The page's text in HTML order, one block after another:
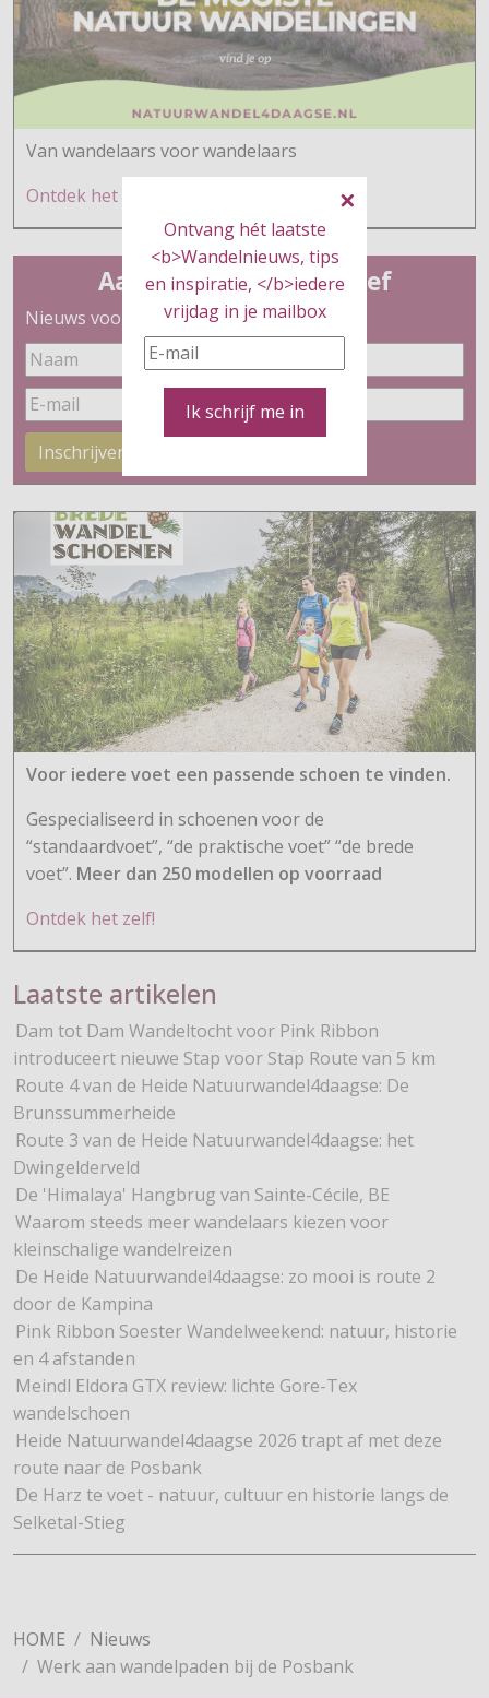
Ontvang hét laatste
<b>Wandelnieuws, tips
en inspiratie, </b>iedere
vrijdag in je mailbox
Ik schrijf me in
Van wandelaars voor wandelaars
Ontdek het hier
Aanmelden nieuwsbrief
Nieuws voor wandelaars
Inschrijven
Voor iedere voet een passende schoen te vinden.
Gespecialiseerd in schoenen voor de
“standaardvoet”, “de praktische voet” “de brede
voet”. Meer dan 250 modellen op voorraad
Ontdek het zelf!
Laatste artikelen
Dam tot Dam Wandeltocht voor Pink Ribbon
introduceert nieuwe Stap voor Stap Route van 5 km
Route 4 van de Heide Natuurwandel4daagse: De
Brunssummerheide
Route 3 van de Heide Natuurwandel4daagse: het
Dwingelderveld
De 'Himalaya' Hangbrug van Sainte-Cécile, BE
Waarom steeds meer wandelaars kiezen voor
kleinschalige wandelreizen
De Heide Natuurwandel4daagse: zo mooi is route 2
door de Kampina
Pink Ribbon Soester Wandelweekend: natuur, historie
en 4 afstanden
Meindl Eldora GTX review: lichte Gore-Tex
wandelschoen
Heide Natuurwandel4daagse 2026 trapt af met deze
route naar de Posbank
De Harz te voet - natuur, cultuur en historie langs de
Selketal-Stieg
HOME
Nieuws
Werk aan wandelpaden bij de Posbank